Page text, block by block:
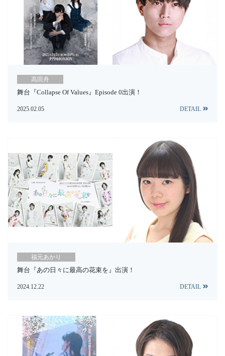
高田舟
舞台『Collapse Of Values』Episode 0出演！
2025.02.05 DETAIL
福元あかり
舞台『あの日々に最高の花束を』出演！
2024.12.22 DETAIL